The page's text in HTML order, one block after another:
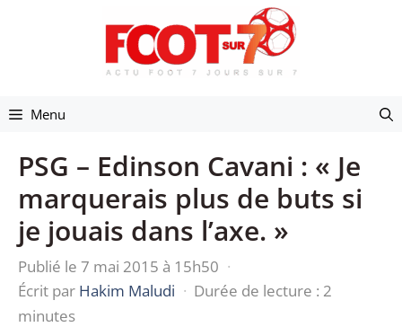
Menu
PSG – Edinson Cavani : « Je
marquerais plus de buts si
je jouais dans l’axe. »
Publié le 7 mai 2015 à 15h50 ·
Écrit par Hakim Maludi · Durée de lecture : 2
minutes